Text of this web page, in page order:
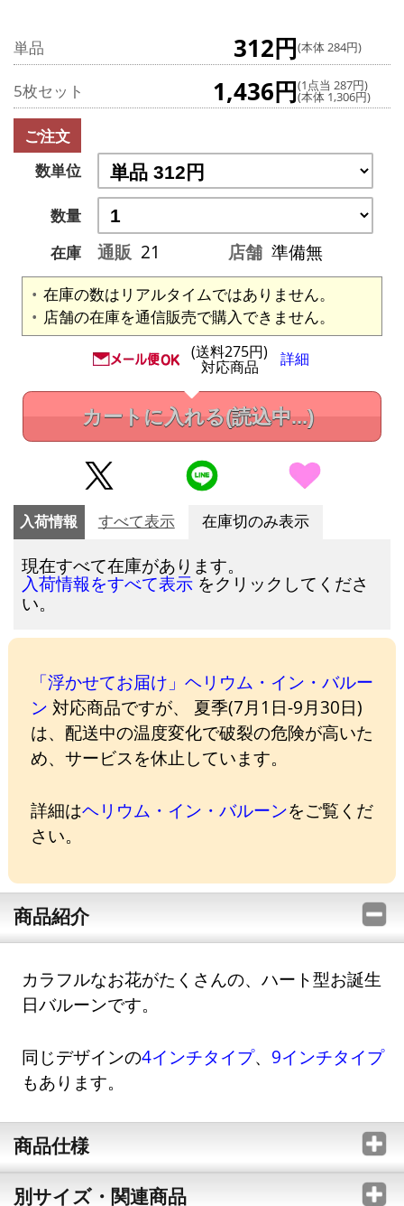
単品 312円(本体 284円)
5枚セット 1,436円(1点当 287円)
(本体 1,306円)
ご注文
数単位
数量
在庫
通販 21 店舗 準備無
在庫の数はリアルタイムではありません。
店舗の在庫を通信販売で購入できません。
(送料275円)
対応商品 詳細
カートに入れる(読込中...)
入荷情報 すべて表示 在庫切のみ表示
現在すべて在庫があります。
入荷情報をすべて表示 をクリックしてくださ
い。
「浮かせてお届け」ヘリウム・イン・バルー
ン 対応商品ですが、 夏季(7月1日-9月30日)
は、配送中の温度変化で破裂の危険が高いた
め、サービスを休止しています。
詳細はヘリウム・イン・バルーンをご覧くだ
さい。
商品紹介
カラフルなお花がたくさんの、ハート型お誕生
日バルーンです。
同じデザインの4インチタイプ、 9インチタイプ
もあります。
商品仕様
別サイズ・関連商品